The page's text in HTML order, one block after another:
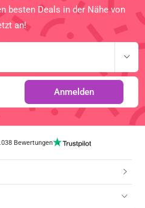
besten Deals in der Nähe von
an!
Anmelden
Bewertungen